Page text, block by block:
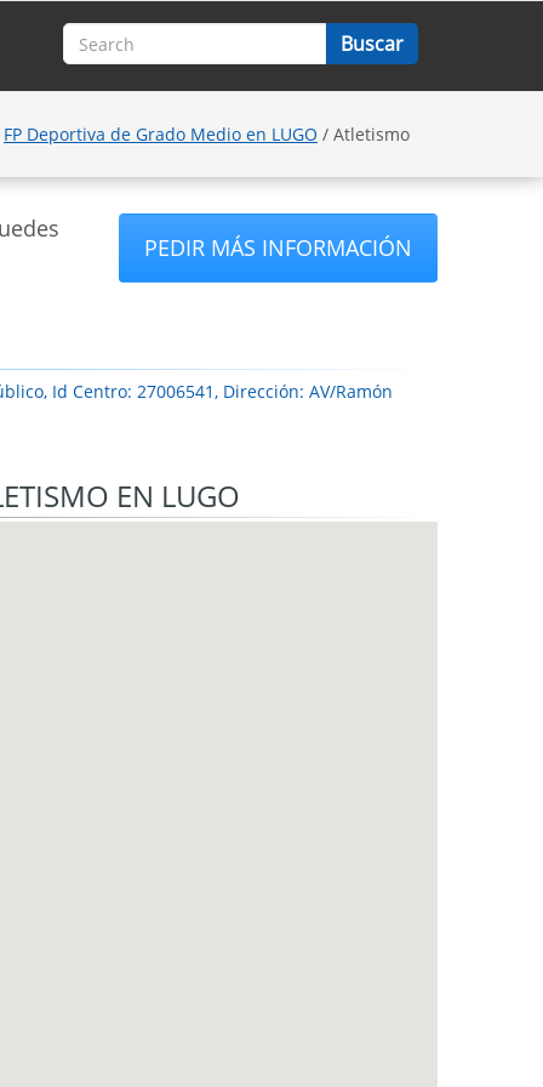
FP Deportiva de Grado Medio en LUGO / Atletismo
PEDIR MÁS INFORMACIÓN
Id Centro: 27006541, Dirección: AV/Ramón
EN LUGO